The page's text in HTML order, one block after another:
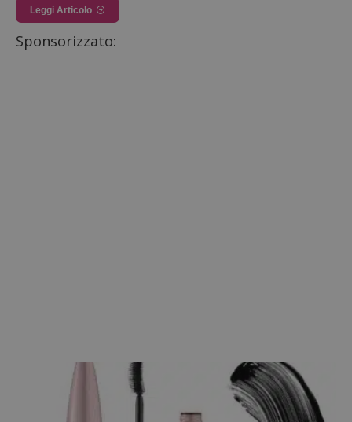
Leggi Articolo
Sponsorizzato: